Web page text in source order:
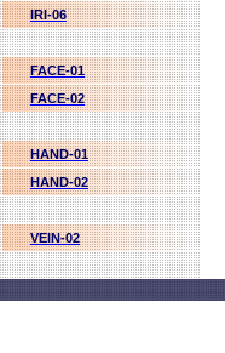
IRI-06
FACE-01
FACE-02
HAND-01
HAND-02
VEIN-02